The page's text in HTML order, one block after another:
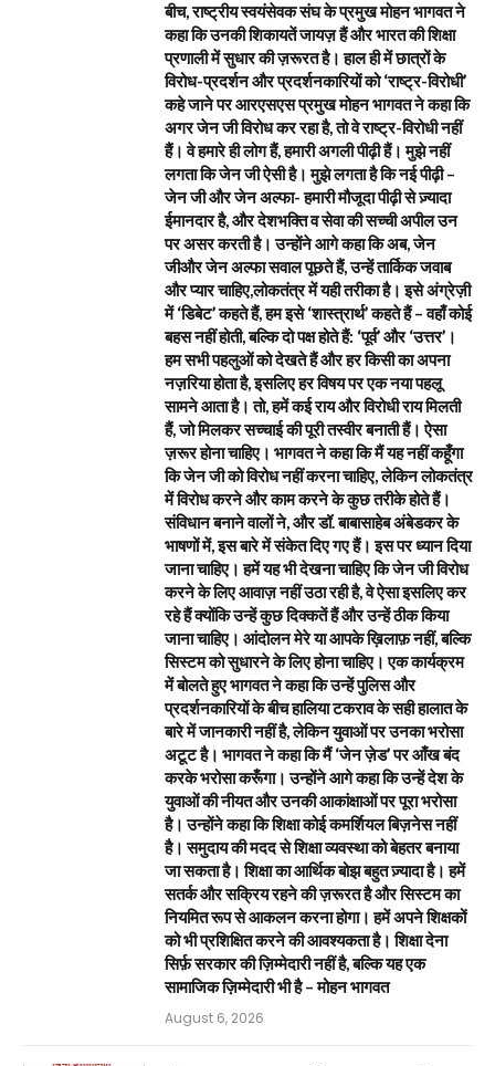
बीच, राष्ट्रीय स्वयंसेवक संघ के प्रमुख मोहन भागवत ने
कहा कि उनकी शिकायतें जायज़ हैं और भारत की शिक्षा
प्रणाली में सुधार की ज़रूरत है। हाल ही में छात्रों के
विरोध-प्रदर्शन और प्रदर्शनकारियों को ‘राष्ट्र-विरोधी’
कहे जाने पर आरएसएस प्रमुख मोहन भागवत ने कहा कि
अगर जेन जी विरोध कर रहा है, तो वे राष्ट्र-विरोधी नहीं
हैं। वे हमारे ही लोग हैं, हमारी अगली पीढ़ी हैं। मुझे नहीं
लगता कि जेन जी ऐसी है। मुझे लगता है कि नई पीढ़ी –
जेन जी और जेन अल्फा- हमारी मौजूदा पीढ़ी से ज़्यादा
ईमानदार है, और देशभक्ति व सेवा की सच्ची अपील उन
पर असर करती है। उन्होंने आगे कहा कि अब, जेन
जीऔर जेन अल्फा सवाल पूछते हैं, उन्हें तार्किक जवाब
और प्यार चाहिए,लोकतंत्र में यही तरीका है। इसे अंग्रेज़ी
में ‘डिबेट’ कहते हैं, हम इसे ‘शास्त्रार्थ’ कहते हैं – वहाँ कोई
बहस नहीं होती, बल्कि दो पक्ष होते हैं: ‘पूर्व’ और ‘उत्तर’।
हम सभी पहलुओं को देखते हैं और हर किसी का अपना
नज़रिया होता है, इसलिए हर विषय पर एक नया पहलू
सामने आता है। तो, हमें कई राय और विरोधी राय मिलती
हैं, जो मिलकर सच्चाई की पूरी तस्वीर बनाती हैं। ऐसा
ज़रूर होना चाहिए। भागवत ने कहा कि मैं यह नहीं कहूँगा
कि जेन जी को विरोध नहीं करना चाहिए, लेकिन लोकतंत्र
में विरोध करने और काम करने के कुछ तरीके होते हैं।
संविधान बनाने वालों ने, और डॉ. बाबासाहेब अंबेडकर के
भाषणों में, इस बारे में संकेत दिए गए हैं। इस पर ध्यान दिया
जाना चाहिए। हमें यह भी देखना चाहिए कि जेन जी विरोध
करने के लिए आवाज़ नहीं उठा रही है, वे ऐसा इसलिए कर
रहे हैं क्योंकि उन्हें कुछ दिक्कतें हैं और उन्हें ठीक किया
जाना चाहिए। आंदोलन मेरे या आपके ख़िलाफ़ नहीं, बल्कि
सिस्टम को सुधारने के लिए होना चाहिए। एक कार्यक्रम
में बोलते हुए भागवत ने कहा कि उन्हें पुलिस और
प्रदर्शनकारियों के बीच हालिया टकराव के सही हालात के
बारे में जानकारी नहीं है, लेकिन युवाओं पर उनका भरोसा
अटूट है। भागवत ने कहा कि मैं ‘जेन ज़ेड’ पर आँख बंद
करके भरोसा करूँगा। उन्होंने आगे कहा कि उन्हें देश के
युवाओं की नीयत और उनकी आकांक्षाओं पर पूरा भरोसा
है। उन्होंने कहा कि शिक्षा कोई कमर्शियल बिज़नेस नहीं
है। समुदाय की मदद से शिक्षा व्यवस्था को बेहतर बनाया
जा सकता है। शिक्षा का आर्थिक बोझ बहुत ज़्यादा है। हमें
सतर्क और सक्रिय रहने की ज़रूरत है और सिस्टम का
नियमित रूप से आकलन करना होगा। हमें अपने शिक्षकों
को भी प्रशिक्षित करने की आवश्यकता है। शिक्षा देना
सिर्फ़ सरकार की ज़िम्मेदारी नहीं है, बल्कि यह एक
सामाजिक ज़िम्मेदारी भी है – मोहन भागवत
August 6, 2026